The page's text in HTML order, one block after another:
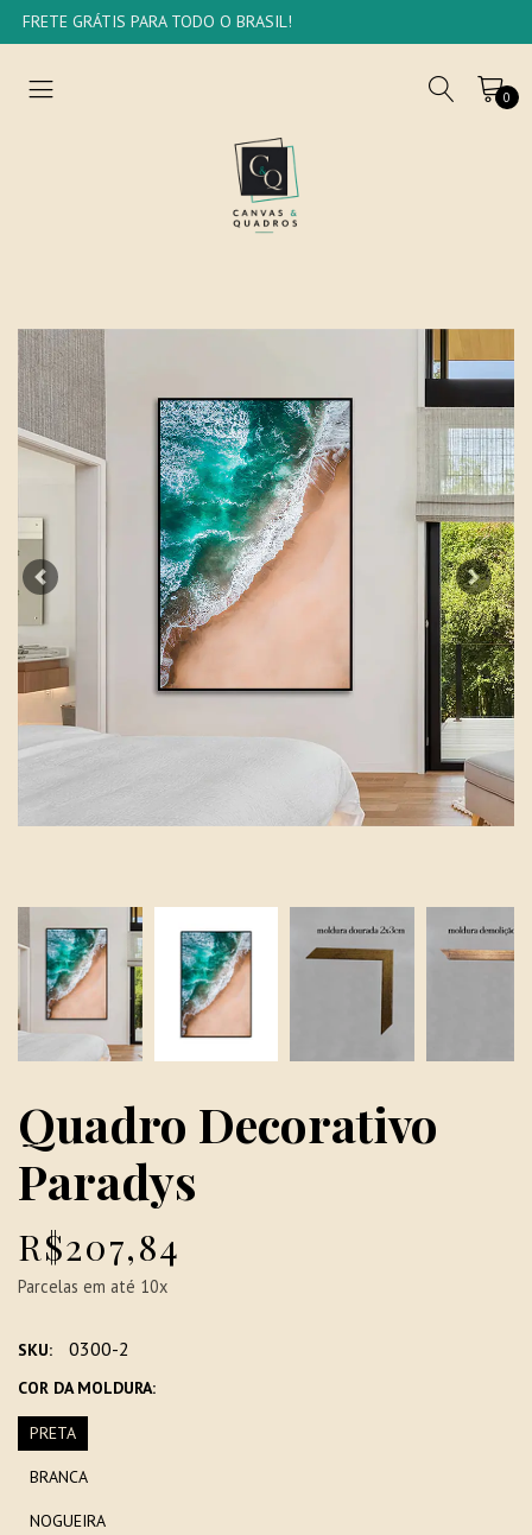
FRETE GRÁTIS PARA TODO O BRASIL!
0
Previous Next
Quadro Decorativo
Paradys
R$207,84
Parcelas em até 10x
SKU: 0300-2
COR DA MOLDURA:
PRETA
BRANCA
NOGUEIRA